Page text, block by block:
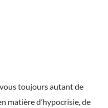
toujours autant de
matière d’hypocrisie, de